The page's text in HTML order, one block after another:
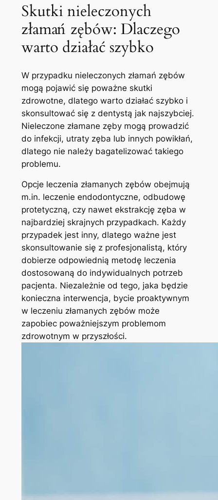
Skutki nieleczonych
złamań ‌zębów: ‍Dlaczego
warto działać szybko
W ​przypadku‌ nieleczonych złamań zębów
mogą ⁤pojawić ‌się poważne skutki
zdrowotne, dlatego warto działać szybko i​
skonsultować się z dentystą jak najszybciej.‍
Nieleczone złamane zęby mogą prowadzić
do infekcji, utraty zęba lub innych powikłań,⁤
dlatego⁢ nie należy ⁤bagatelizować takiego
problemu.
Opcje leczenia złamanych​ zębów‍ obejmują
m.in. ⁤leczenie endodontyczne,⁢ odbudowę
protetyczną, ⁣czy‍ nawet ekstrakcję zęba w
⁣najbardziej skrajnych przypadkach. Każdy
przypadek jest⁣ inny, ⁢dlatego ważne jest⁣
skonsultowanie się ​z profesjonalistą, który
⁢dobierze odpowiednią metodę ⁤leczenia
dostosowaną do indywidualnych potrzeb
pacjenta. Niezależnie od‌ tego, jaka będzie
konieczna interwencja, bycie proaktywnym
⁢w leczeniu złamanych‌ zębów może
zapobiec poważniejszym problemom
zdrowotnym w przyszłości.